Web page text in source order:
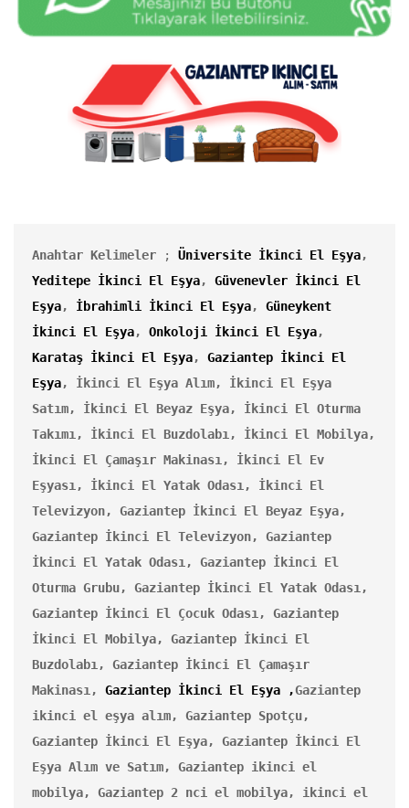
Anahtar Kelimeler ; Üniversite İkinci El Eşya
Yeditepe İkinci El Eşya, Güvenevler İkinci El
Eşya, İbrahimli İkinci El Eşya, Güneykent
İkinci El Eşya, Onkoloji İkinci El Eşya
Karataş İkinci El Eşya, Gaziantep İkinci El
Eşya,
İkinci El Eşya Alım, İkinci El Eşya
Satım, İkinci El Beyaz Eşya, İkinci El Oturma
Takımı, İkinci El Buzdolabı, İkinci El Mobilya,
İkinci El Çamaşır Makinası,
İkinci El Ev
Eşyası, İkinci El Yatak Odası, İkinci El
Televizyon, Gaziantep İkinci El Beyaz Eşya,
Gaziantep İkinci El Televizyon, Gaziantep
İkinci El Yatak Odası, Gaziantep İkinci El
Oturma Grubu, Gaziantep İkinci El Yatak Odası,
Gaziantep İkinci El Çocuk Odası, Gaziantep
İkinci El Mobilya, Gaziantep İkinci El
Buzdolabı, Gaziantep İkinci El Çamaşır
Makinası, Gaziantep İkinci El Eşya ,Gaziantep
ikinci el eşya alım, Gaziantep Spotçu,
Gaziantep İkinci El Eşya, Gaziantep İkinci El
Eşya Alım ve Satım, Gaziantep ikinci el
mobilya, Gaziantep 2 nci el mobilya, ikinci el